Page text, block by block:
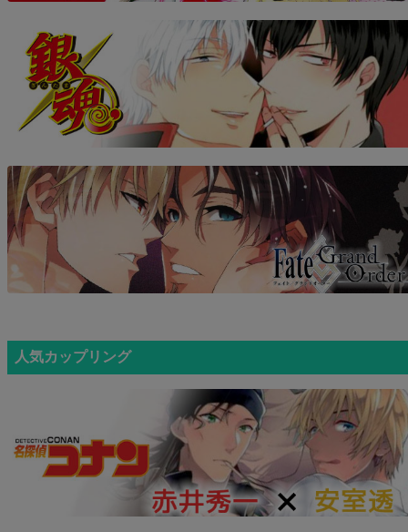
人気カップリング